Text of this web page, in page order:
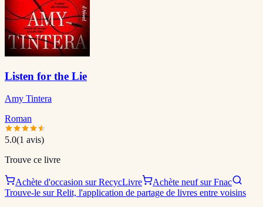
Listen for the Lie
Amy Tintera
Roman
5.0(1 avis)
Trouve ce livre
Achète d'occasion sur RecycLivre
Achète neuf sur Fnac
Trouve-le sur Relit, l'application de partage de livres entre voisins